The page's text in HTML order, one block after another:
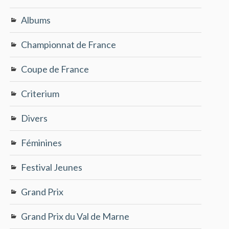
Albums
Championnat de France
Coupe de France
Criterium
Divers
Féminines
Festival Jeunes
Grand Prix
Grand Prix du Val de Marne